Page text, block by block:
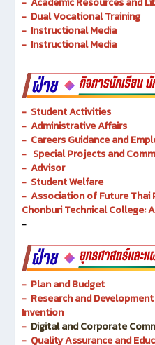
- Instructional Curriculum
- Measurement and Evaluation
-Dual Vocational Training
-Instructional Media
-Instructional Media
- Student Activities
- Administrative Affairs
- Careers Guidance and
-Special Projects and
-
-Association of Future Thai
Chonburi Technical College:
-
- Plan and Budget